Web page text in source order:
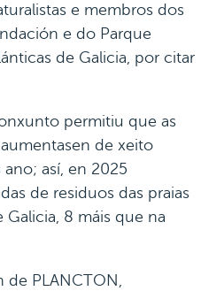
e membros dos
e do Parque
de Galicia, por citar
permitiu que as
de xeito
así, en 2025
de residuos das praias
8 máis que na
de PLANCTON,